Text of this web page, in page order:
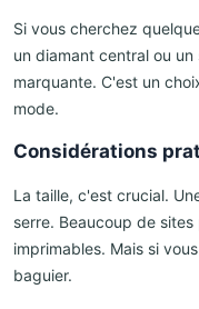
Si vous cherchez
un diamant central ou
marquante. C'est un
mode.
Considérations
La taille, c'est crucial.
serre. Beaucoup de
imprimables. Mais si
baguier.